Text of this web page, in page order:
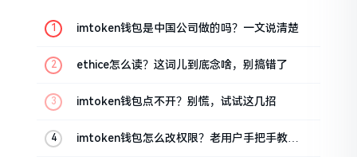
imtoken钱包是中国公司做的吗？一文说清楚
ethice怎么读？这词儿到底念啥，别搞错了
imtoken钱包点不开？别慌，试试这几招
imtoken钱包怎么改权限？老用户手把手教你